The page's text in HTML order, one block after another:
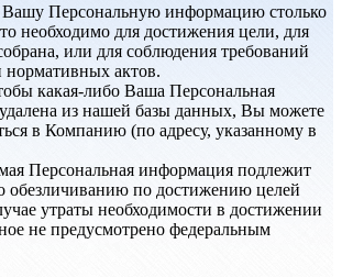
Персональную информацию столько
необходимо для достижения цели, для
или для соблюдения требований
нормативных актов.
какая-либо Ваша Персональная
из нашей базы данных, Вы можете
в Компанию (по адресу, указанному в
Персональная информация подлежит
обезличиванию по достижению целей
утраты необходимости в достижении
не предусмотрено федеральным